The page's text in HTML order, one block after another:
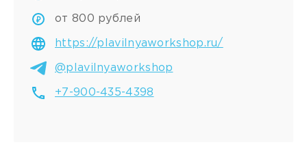
от 800 рублей
https://plavilnyaworkshop.ru/
@plavilnyaworkshop
+7-900-435-4398